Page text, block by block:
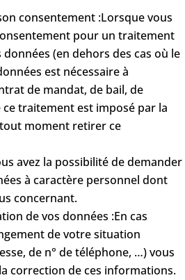
consentement :Lorsque vous
pour un traitement
(en dehors des cas où le
est nécessaire à
de mandat, de bail, de
traitement est imposé par la
moment retirer ce
avez la possibilité de demander
à caractère personnel dont
concernant.
de vos données :En cas
de votre situation
de n° de téléphone, …) vous
correction de ces informations.